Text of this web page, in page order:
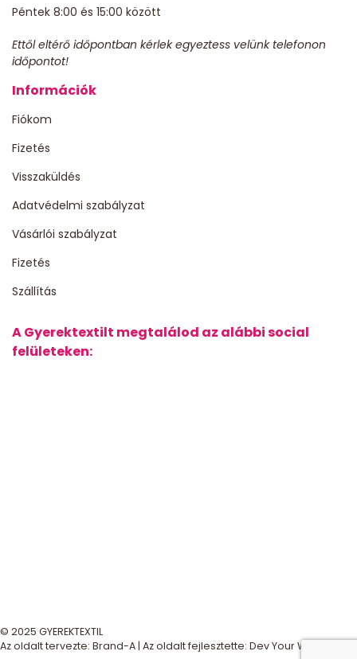
Péntek 8:00 és 15:00 között
Ettől eltérő időpontban kérlek egyeztess velünk telefonon
időpontot!
Információk
Fiókom
Fizetés
Visszaküldés
Adatvédelmi szabályzat
Vásárlói szabályzat
Fizetés
Szállítás
A Gyerektextilt megtalálod az alábbi social
felületeken:
© 2025 GYEREKTEXTIL
Az oldalt tervezte: Brand-A | Az oldalt fejlesztette: Dev Your Way